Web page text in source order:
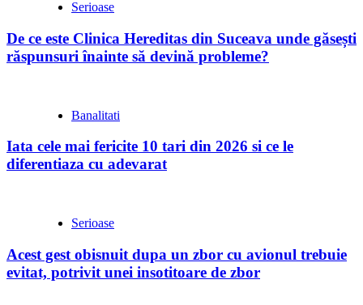
Serioase
De ce este Clinica Hereditas din Suceava unde găsești
răspunsuri înainte să devină probleme?
Banalitati
Iata cele mai fericite 10 tari din 2026 si ce le
diferentiaza cu adevarat
Serioase
Acest gest obisnuit dupa un zbor cu avionul trebuie
evitat, potrivit unei insotitoare de zbor